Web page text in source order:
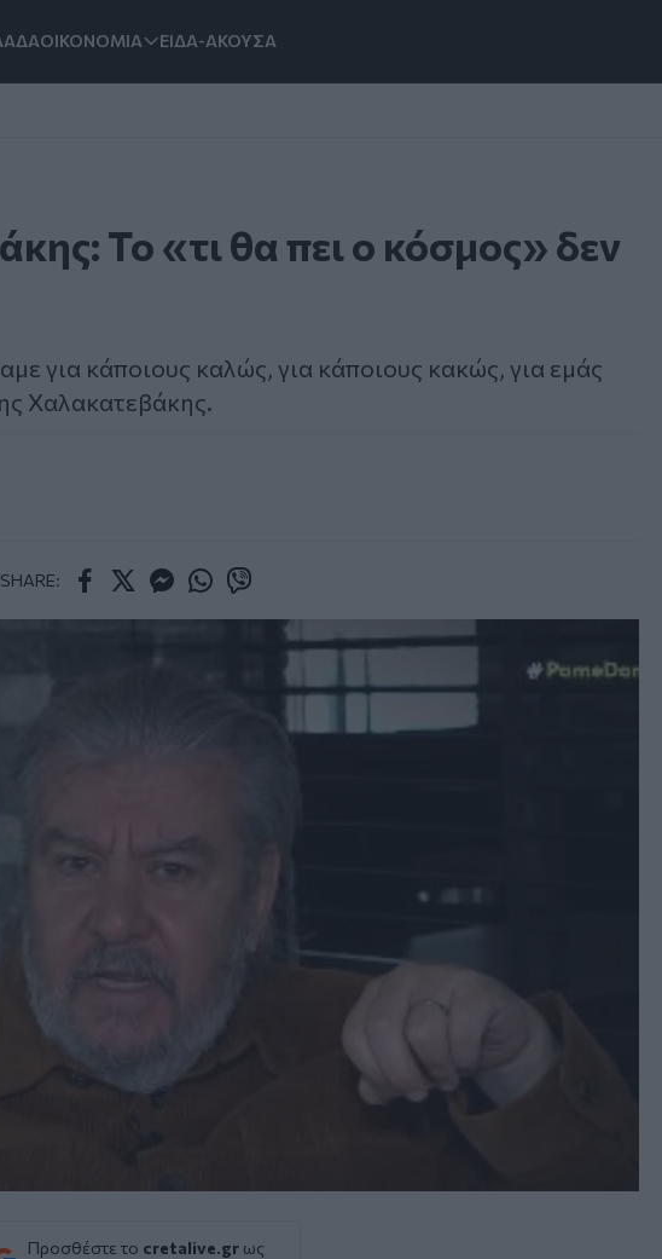
ΟΙΚΟΝΟΜΙΑ ΕΙΔΑ-ΑΚΟΥΣΑ
Το «τι θα πει ο κόσμος» δεν
για κάποιους καλώς, για κάποιους κακώς, για εμάς
Χαλακατεβάκης.
SHARE:
Προσθέστε το cretalive.gr ως